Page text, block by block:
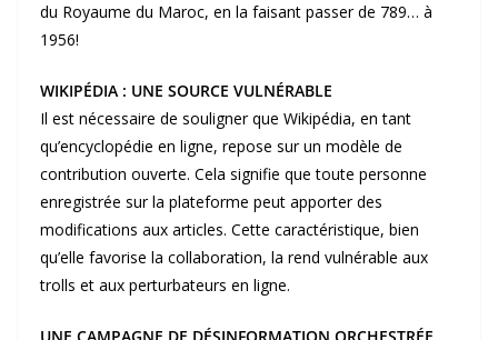
du Royaume du Maroc, en la faisant passer de 789… à
1956!
WIKIPÉDIA : UNE SOURCE VULNÉRABLE
Il est nécessaire de souligner que Wikipédia, en tant
qu’encyclopédie en ligne, repose sur un modèle de
contribution ouverte. Cela signifie que toute personne
enregistrée sur la plateforme peut apporter des
modifications aux articles. Cette caractéristique, bien
qu’elle favorise la collaboration, la rend vulnérable aux
trolls et aux perturbateurs en ligne.